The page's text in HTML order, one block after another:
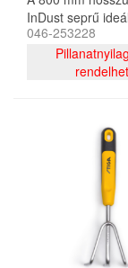
InDust seprű
az utak és járdák
tisztításához. A
hatékonyan
terület tisztán és
biztonságosan
046-253228